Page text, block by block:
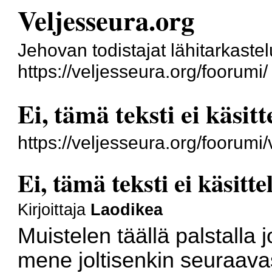
Veljesseura.org
Jehovan todistajat
https://veljesseura.org/foorumi/
Ei, tämä teksti ei
https://veljesseura.org/
Ei, tämä teksti ei
Kirjoittaja Laodikea
Muistelen täällä palstalla
mene joltisenkin